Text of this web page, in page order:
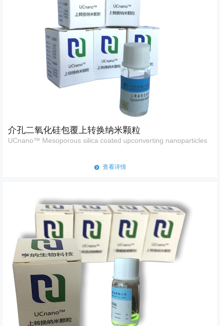
介孔二氧化硅包覆上转换纳米颗粒
UCnano™ Mesoporous silica coated upconverting nanoparticles
뀹 查看详情